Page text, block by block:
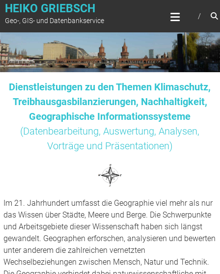
Zum
springen
HEIKO GRIEBSCH
Geo-, GIS- und Datenbankservice
Dienstleistungen zu den Themen Klimaschutz,
Treibhausgasbilanzierungen, Nachhaltigkeit,
Geographische Informationssysteme
(Datenbearbeitung, Auswertung, Analysen,
Vorträge und Präsentationen)
Im 21. Jahrhundert umfasst die Geographie viel mehr als nur
das Wissen über Städte, Meere und Berge. Die Schwerpunkte
und Arbeitsgebiete dieser Wissenschaft haben sich längst
gewandelt. Geographen erforschen, analysieren und bewerten
unter anderem die zahlreichen vernetzten
Wechselbeziehungen zwischen Mensch, Natur und Technik.